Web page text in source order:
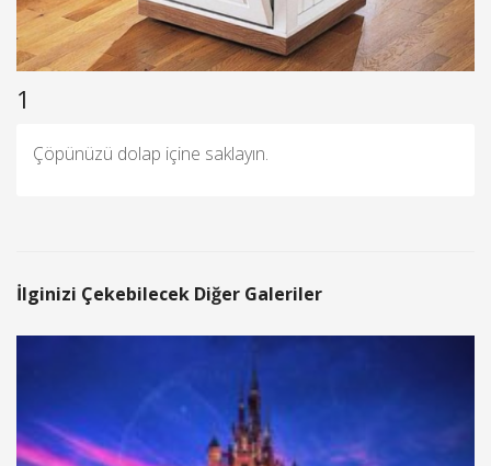
1
Çöpünüzü dolap içine saklayın.
İlginizi Çekebilecek Diğer Galeriler